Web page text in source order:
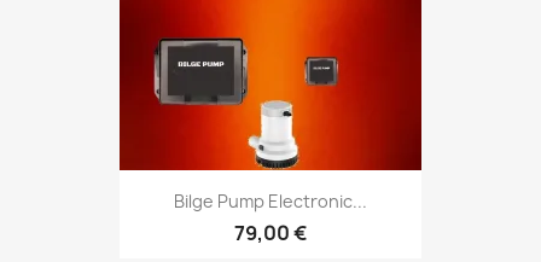
Bilge Pump Electronic...
79,00 €